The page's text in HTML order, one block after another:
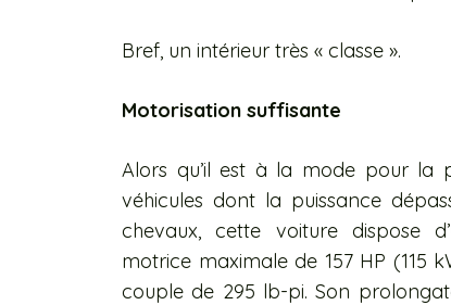
Bref, un intérieur très « classe ».
Motorisation suffisante
Alors qu’il est à la mode pour la
véhicules dont la puissance
chevaux, cette voiture dispose
motrice maximale de 157 HP (115
couple de 295 lb-pi. Son